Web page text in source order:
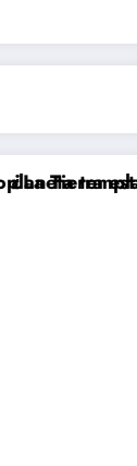
templado
está